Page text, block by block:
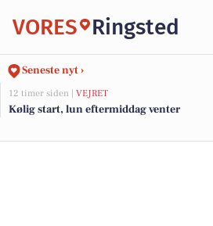
VORES Ringsted
Seneste nyt ›
12 timer siden | VEJRET
Kølig start, lun eftermiddag venter